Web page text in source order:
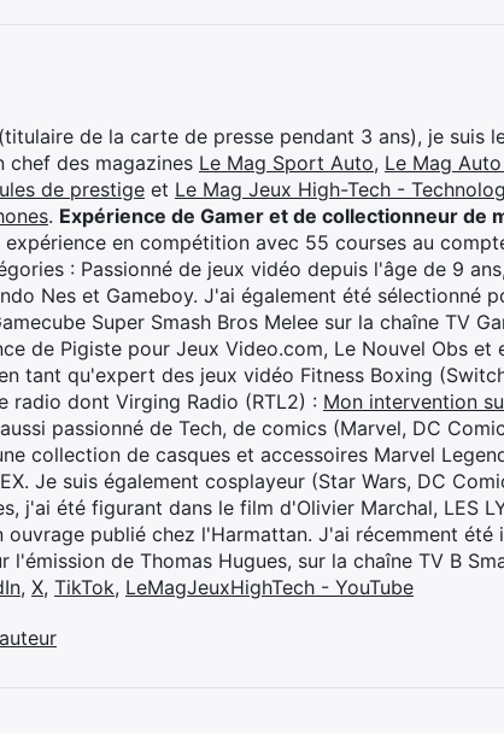
de la carte de presse pendant 3 ans), je suis
chef des magazines Le Mag Sport Auto, Le Mag
de prestige et Le Mag Jeux High-Tech -
. Expérience de Gamer et de collectionneur de
en compétition avec 55 courses au
: Passionné de jeux vidéo depuis l'âge de 9
Nes et Gameboy. J'ai également été sélectionné
Super Smash Bros Melee sur la chaîne TV
de Pigiste pour Jeux Video.com, Le Nouvel Obs et
tant qu'expert des jeux vidéo Fitness Boxing
radio dont Virging Radio (RTL2) : Mon intervention
passionné de Tech, de comics (Marvel, DC
collection de casques et accessoires Marvel
Je suis également cosplayeur (Star Wars, DC
j'ai été figurant dans le film d'Olivier Marchal, LES
ouvrage publié chez l'Harmattan. J'ai récemment été
l'émission de Thomas Hugues, sur la chaîne TV B
, X, TikTok, LeMagJeuxHighTech - YouTube